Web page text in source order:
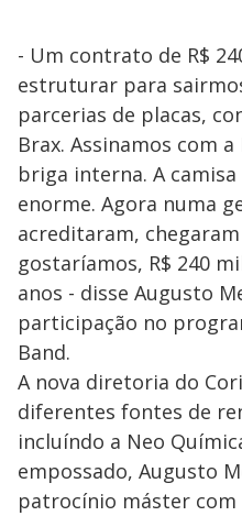
- Um contrato de R$
estruturar para
parcerias de placas,
Brax. Assinamos com
briga interna. A
enorme. Agora numa
acreditaram,
gostaríamos, R$ 240
anos - disse Augusto
participação no
Band.
A nova diretoria do
diferentes fontes de
incluíndo a Neo
empossado, Augusto
patrocínio máster com